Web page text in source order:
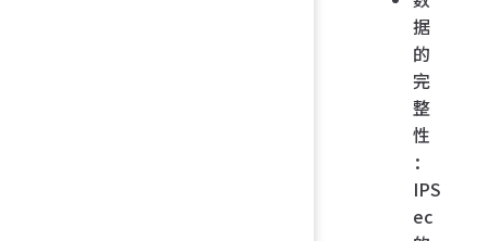
据
的
完
整
性
：
IPS
ec